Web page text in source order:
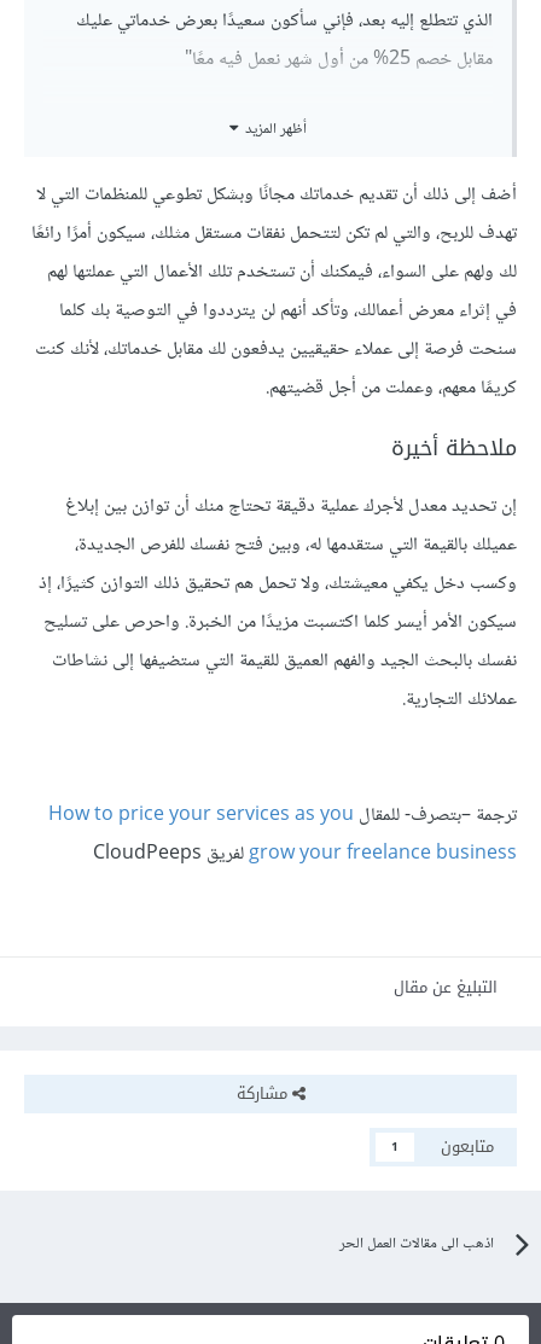
الذي تتطلع إليه بعد، فإني سأكون سعيدًا بعرض خدماتي عليك
مقابل خصم 25% من أول شهر نعمل فيه معًا"
أظهر المزيد
أضف إلى ذلك أن تقديم خدماتك مجانًا وبشكل تطوعي للمنظمات التي لا
تهدف للربح، والتي لم تكن لتتحمل نفقات مستقل مثلك، سيكون أمرًا رائعًا
لك ولهم على السواء، فيمكنك أن تستخدم تلك الأعمال التي عملتها لهم
في إثراء معرض أعمالك، وتأكد أنهم لن يترددوا في التوصية بك كلما
سنحت فرصة إلى عملاء حقيقيين يدفعون لك مقابل خدماتك، لأنك كنت
كريمًا معهم، وعملت من أجل قضيتهم.
ملاحظة أخيرة
إن تحديد معدل لأجرك عملية دقيقة تحتاج منك أن توازن بين إبلاغ
عميلك بالقيمة التي ستقدمها له، وبين فتح نفسك للفرص الجديدة،
وكسب دخل يكفي معيشتك، ولا تحمل هم تحقيق ذلك التوازن كثيرًا، إذ
سيكون الأمر أيسر كلما اكتسبت مزيدًا من الخبرة. واحرص على تسليح
نفسك بالبحث الجيد والفهم العميق للقيمة التي ستضيفها إلى نشاطات
عملائك التجارية.
ترجمة –بتصرف- للمقال How to price your services as you
grow your freelance businessلفريق CloudPeeps
التبليغ عن مقال
مشاركة
متابعون
1
اذهب الى مقالات العمل الحر